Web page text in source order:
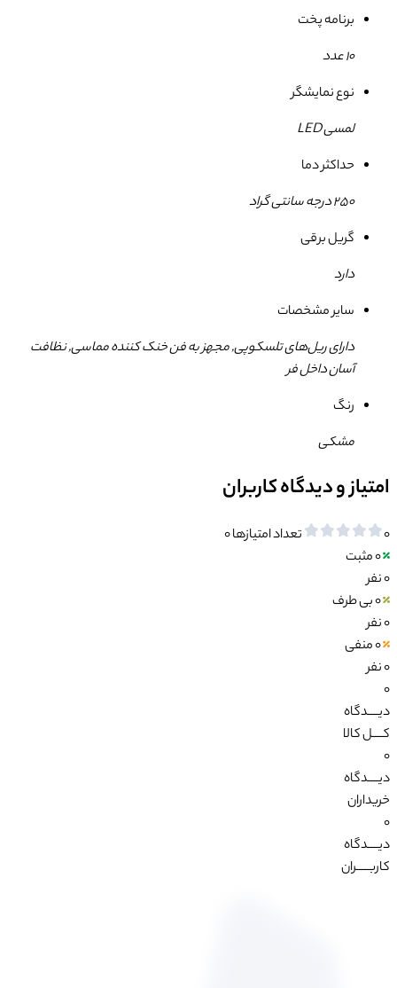
برنامه پخت
10 عدد
نوع نمایشگر
لمسی LED
حداکثر دما
250 درجه سانتی گراد
گریل برقی
دارد
سایر مشخصات
دارای ریل‌های تلسکوپی, مجهز به فن خنک کننده مماسی, نظافت
آسان داخل فر
رنگ
مشکی
امتیاز و دیدگاه کاربران
0 تعداد امتیازها0
0مثبت
0 نفر
0بی طرف
0 نفر
0منفی
0 نفر
0
دیــــدگاه
کــــل کالا
0
دیــــدگاه
خریداران
0
دیــــدگاه
کاربـــــران